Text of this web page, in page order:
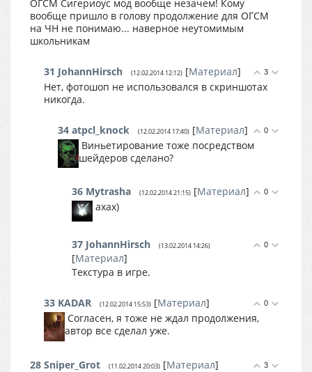
ОГСМ Сигериоус мод вообще незачем! Кому
вообще пришло в голову продолжение для ОГСМ
на ЧН не понимаю... наверное неутомимым
школьникам
3
31 JohannHirsch (12.02.2014 12:12) [Материал]
Нет, фотошоп не использовался в скриншотах
никогда.
0
34 atpcl_knock (12.02.2014 17:40) [Материал]
Виньетирование тоже посредством
шейдеров сделано?
0
36 Mytrasha (12.02.2014 21:15) [Материал]
ахах)
0
37 JohannHirsch (13.02.2014 14:26)
[Материал]
Текстура в игре.
0
33 KADAR (12.02.2014 15:53) [Материал]
Согласен, я тоже не ждал продолжения,
автор все сделал уже.
3
28 Sniper_Grot (11.02.2014 20:03) [Материал]